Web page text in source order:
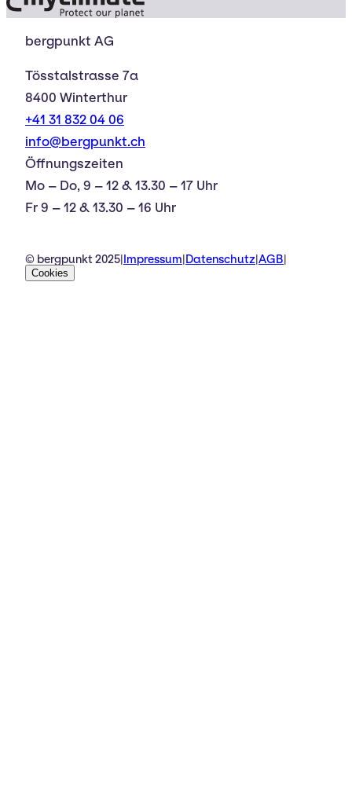
bergpunkt AG
Tösstalstrasse 7a
8400 Winterthur
+41 31 832 04 06
info@bergpunkt.ch
Öffnungszeiten
Mo – Do, 9 – 12 & 13.30 – 17 Uhr
Fr 9 – 12 & 13.30 – 16 Uhr
© bergpunkt 2025 Impressum Datenschutz AGB
Cookies